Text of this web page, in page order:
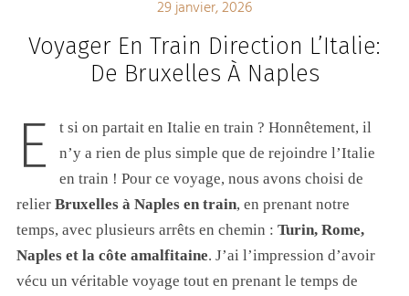
29 janvier, 2026
Voyager En Train Direction L’Italie:
De Bruxelles À Naples
E
t si on partait en Italie en train ? Honnêtement, il
n’y a rien de plus simple que de rejoindre l’Italie
en train ! Pour ce voyage, nous avons choisi de
relier Bruxelles à Naples en train, en prenant notre
temps, avec plusieurs arrêts en chemin : Turin, Rome,
Naples et la côte amalfitaine. J’ai l’impression d’avoir
vécu un véritable voyage tout en prenant le temps de